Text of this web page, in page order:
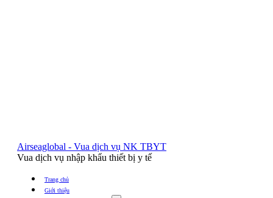
Airseaglobal - Vua dịch vụ NK TBYT
Vua dịch vụ nhập khẩu thiết bị y tế
Trang chủ
Giới thiệu